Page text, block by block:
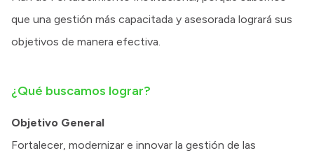
que una gestión más capacitada y asesorada logrará sus
objetivos de manera efectiva.
¿Qué buscamos lograr?
Objetivo General
Fortalecer, modernizar e innovar la gestión de las